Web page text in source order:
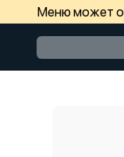
Меню может